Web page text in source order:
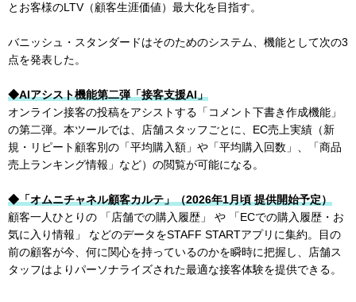
とお客様のLTV（顧客生涯価値）最大化を目指す。
バニッシュ・スタンダードはそのためのシステム、機能として次の3
点を発表した。
◆AIアシスト機能第二弾「接客支援AI」
オンライン接客の投稿をアシストする「コメント下書き作成機能」
の第二弾。本ツールでは、店舗スタッフごとに、EC売上実績（新
規・リピート顧客別の「平均購入額」や「平均購入回数」、「商品
売上ランキング情報」など）の閲覧が可能になる。
◆「オムニチャネル顧客カルテ」（2026年1月頃 提供開始予定）
顧客一人ひとりの 「店舗での購入履歴」 や 「ECでの購入履歴・お
気に入り情報」 などのデータをSTAFF STARTアプリに集約。目の
前の顧客が今、何に関心を持っているのかを瞬時に把握し、店舗ス
タッフはよりパーソナライズされた最適な接客体験を提供できる。